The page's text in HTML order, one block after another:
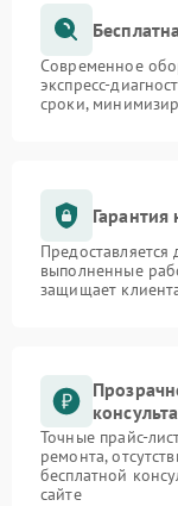
Современное
экспресс-
сроки,
Гарантия
выполненные
защищает
Точные прайс-
ремонта,
бесплатной
сайте